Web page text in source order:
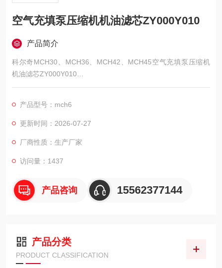
空气充填泵压缩机机油滤芯ZY000Y010
产品简介
科尔奇MCH30、MCH36、MCH42、MCH45空气充填泵压缩机
机油滤芯ZY000Y010
产品型号：mch6
更新时间：2026-07-27
厂商性质：生产厂家
访问量：1437
产品咨询 15562377144
产品分类
PRODUCT CLASSIFICATION